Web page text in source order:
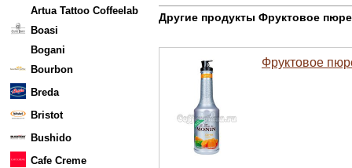
Artua Tattoo Coffeelab
Boasi
Bogani
Bourbon
Breda
Bristot
Bushido
Cafe Creme
Другие продукты Фруктовое
Фруктовое